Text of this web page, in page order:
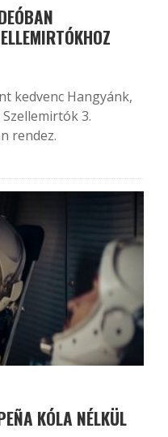
kedvenc Hangyánk,
3.
rendez.
KÓLA NÉLKÜL